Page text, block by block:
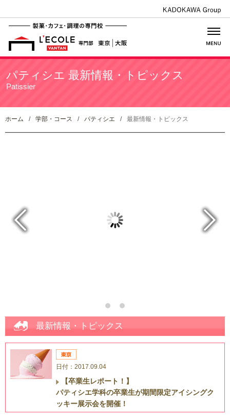
パティシエ 最新情報・トピックス
Patissier
ホーム / 学部・コース / パティシエ / 最新情報・トピックス
最新情報・トピックス
日付：2017.09.04
【卒業生レポート！】
パティシエ学科の卒業生が期間限定アイシングク
ッキー展示会を開催！